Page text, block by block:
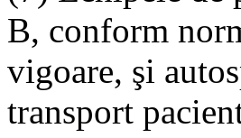
B, conform
vigoare, şi
transport